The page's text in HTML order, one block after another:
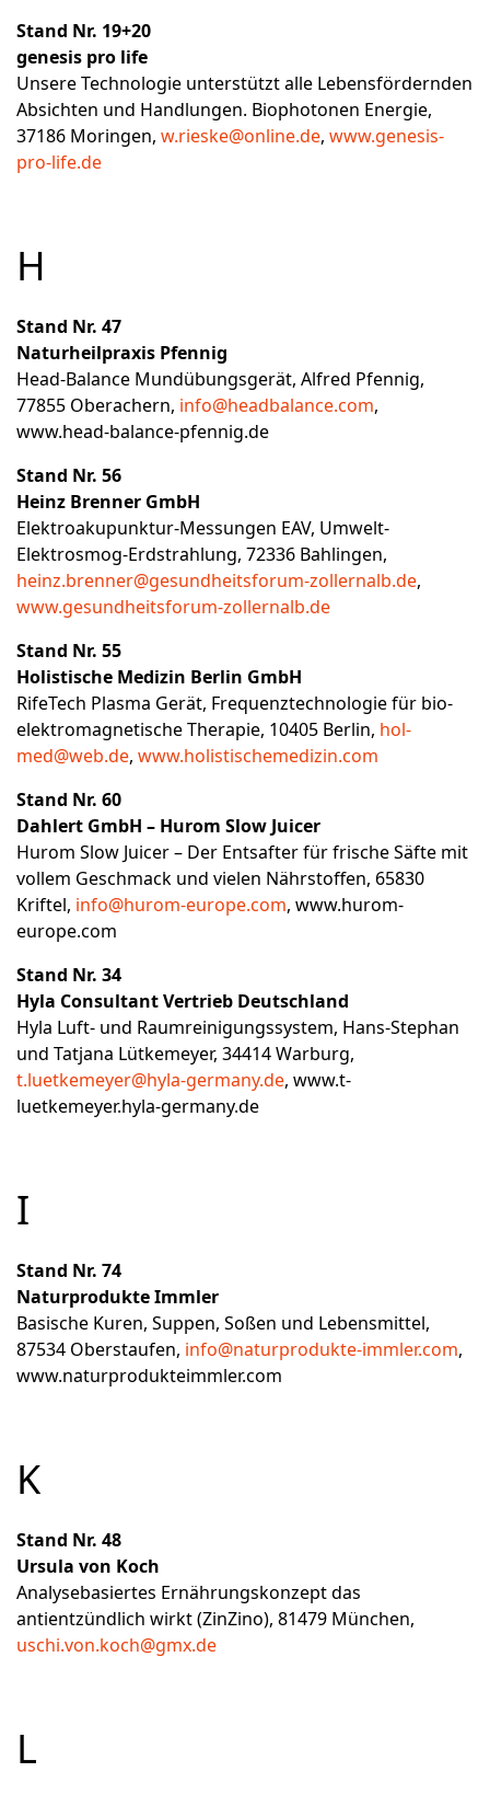
Stand Nr. 19+20
genesis pro life
Unsere Technologie unterstützt alle Lebensfördernden
Absichten und Handlungen. Biophotonen Energie,
37186 Moringen, w.rieske@online.de, www.genesis-
pro-life.de
H
Stand Nr. 47
Naturheilpraxis Pfennig
Head-Balance Mundübungsgerät, Alfred Pfennig,
77855 Oberachern, info@headbalance.com,
www.head-balance-pfennig.de
Stand Nr. 56
Heinz Brenner GmbH
Elektroakupunktur-Messungen EAV, Umwelt-
Elektrosmog-Erdstrahlung, 72336 Bahlingen,
heinz.brenner@gesundheitsforum-zollernalb.de,
www.gesundheitsforum-zollernalb.de
Stand Nr. 55
Holistische Medizin Berlin GmbH
RifeTech Plasma Gerät, Frequenztechnologie für bio-
elektromagnetische Therapie, 10405 Berlin, hol-
med@web.de, www.holistischemedizin.com
Stand Nr. 60
Dahlert GmbH – Hurom Slow Juicer
Hurom Slow Juicer – Der Entsafter für frische Säfte mit
vollem Geschmack und vielen Nährstoffen, 65830
Kriftel, info@hurom-europe.com, www.hurom-
europe.com
Stand Nr. 34
Hyla Consultant Vertrieb Deutschland
Hyla Luft- und Raumreinigungssystem, Hans-Stephan
und Tatjana Lütkemeyer, 34414 Warburg,
t.luetkemeyer@hyla-germany.de, www.t-
luetkemeyer.hyla-germany.de
I
Stand Nr. 74
Naturprodukte Immler
Basische Kuren, Suppen, Soßen und Lebensmittel,
87534 Oberstaufen, info@naturprodukte-immler.com,
www.naturprodukteimmler.com
K
Stand Nr. 48
Ursula von Koch
Analysebasiertes Ernährungskonzept das
antientzündlich wirkt (ZinZino), 81479 München,
uschi.von.koch@gmx.de
L